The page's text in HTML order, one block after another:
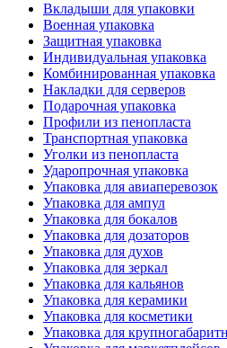
Вкладыши для упаковки
Военная упаковка
Защитная упаковка
Индивидуальная упаковка
Комбинированная упаковка
Накладки для серверов
Подарочная упаковка
Профили из пенопласта
Транспортная упаковка
Уголки из пенопласта
Ударопрочная упаковка
Упаковка для авиаперевозок
Упаковка для ампул
Упаковка для бокалов
Упаковка для дозаторов
Упаковка для духов
Упаковка для зеркал
Упаковка для кальянов
Упаковка для керамики
Упаковка для косметики
Упаковка для